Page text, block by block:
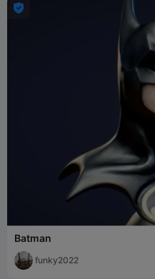

Batman
funky2022